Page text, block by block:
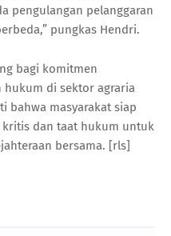
pengulangan pelanggaran
pungkas Hendri.
bagi komitmen
hukum di sektor agraria
bahwa masyarakat siap
dan taat hukum untuk
bersama. [rls]